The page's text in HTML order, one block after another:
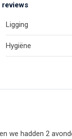
Ligging
Hygiëne
we hadden 2